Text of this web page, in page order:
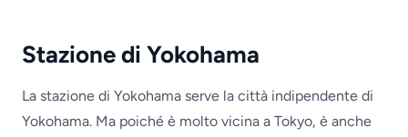
Stazione di Yokohama
La stazione di Yokohama serve la città indipendente di
Yokohama. Ma poiché è molto vicina a Tokyo, è anche